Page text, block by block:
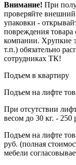
Внимание! При
проверяйте
упаковки -
повреждения товара
компании. Хрупкие
т.п.) обязательно
сотрудниках ТК!
Подъем в квартиру
Подъем на лифте
При отсутствии
весом до 30 кг. - 250
Подъем на лифте
руб. (полная
мебели